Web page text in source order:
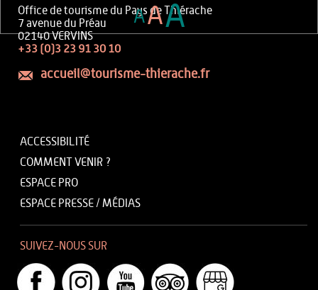
Office de tourisme du Pays de Thiérache
7 avenue du Préau
02140 VERVINS
+33 (0)3 23 91 30 10
accueil@tourisme-thierache.fr
ACCESSIBILITÉ
COMMENT VENIR ?
ESPACE PRO
ESPACE PRESSE / MÉDIAS
SUIVEZ-NOUS SUR
AAA